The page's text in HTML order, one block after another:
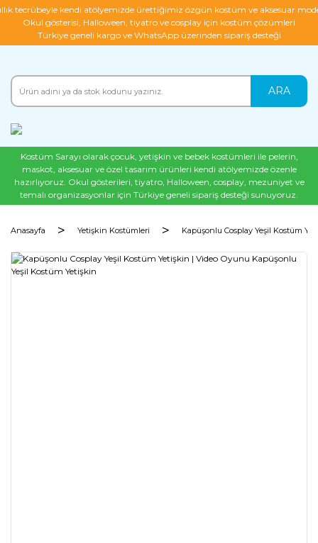
tecrübeyle kendi atölyemizde ürettiğimiz özgün kostüm ve aksesuar
Okul gösterisi, Halloween, tiyatro ve cosplay için kostüm çözümleri
Türkiye geneli kargo ve WhatsApp üzerinden sipariş desteği
ARA
Kostüm Sarayı olarak çocuk, yetişkin ve bebek kostümleri ile pelerin,
maskot, aksesuar ve özel tasarım ürünleri kendi atölyemizde özenle
hazırlıyoruz. Okul gösterileri, tiyatro, Halloween, cosplay, mezuniyet ve
temalı organizasyonlar için Türkiye geneli sipariş desteği sunuyoruz.
Anasayfa Yetişkin Kostümleri Kapüşonlu Cosplay Yeşil Kostüm